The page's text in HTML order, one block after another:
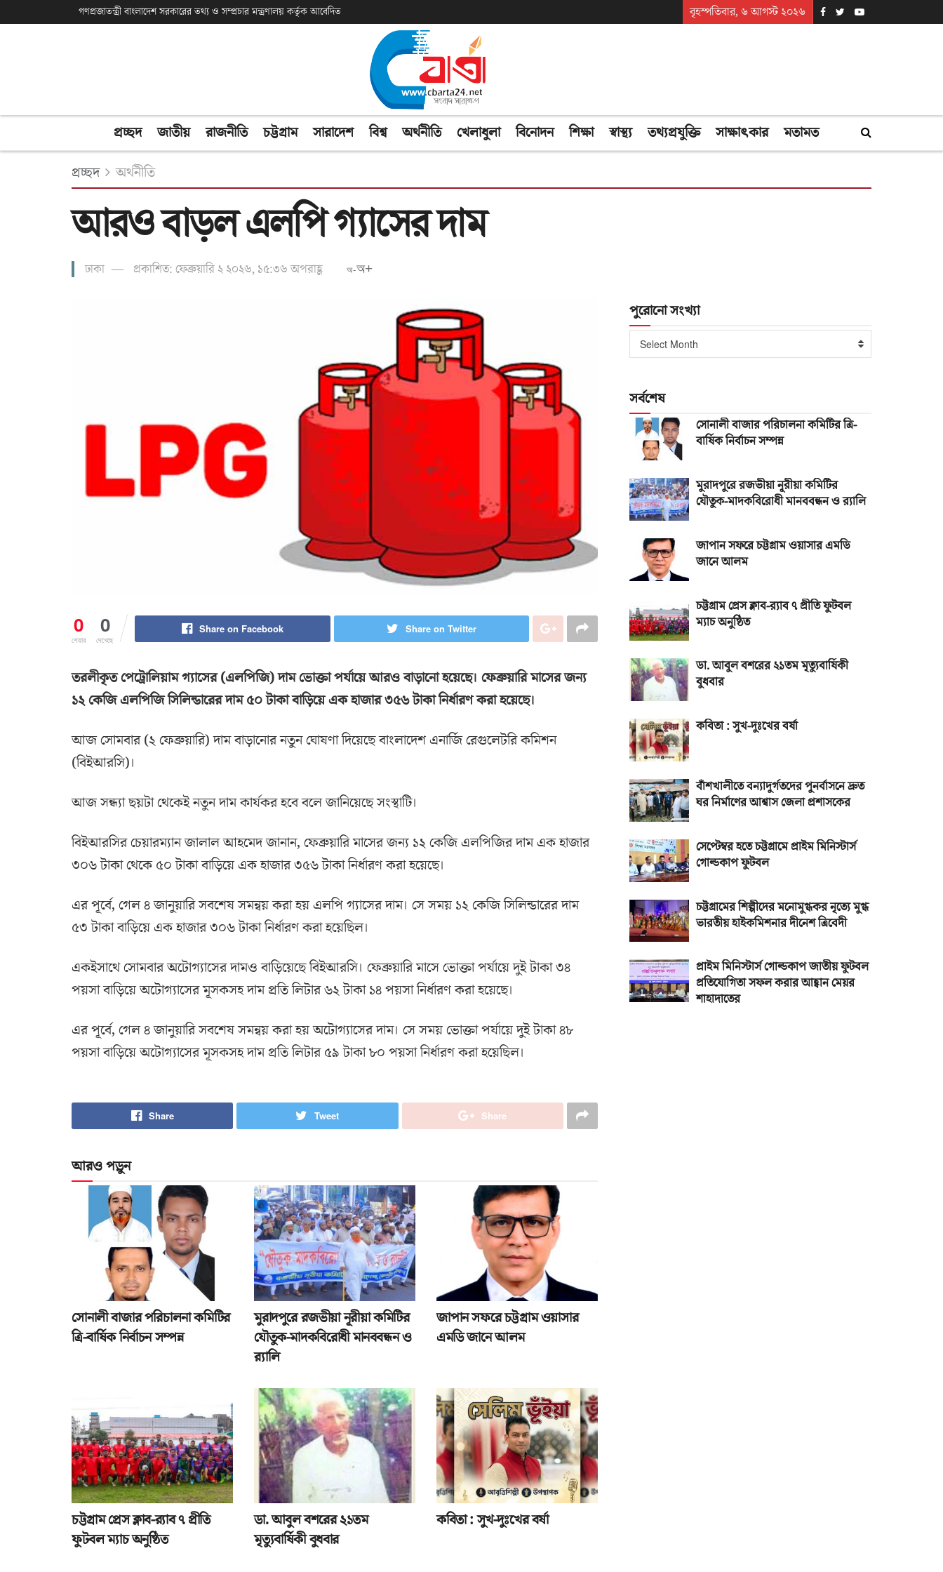
গণপ্রজাতন্ত্রী বাংলাদেশ সরকারের তথ্য ও সম্প্রচার মন্ত্রণালয় কর্তৃক আবেদিত বৃহস্পতিবার, ৬ আগস্ট ২০২৬
প্রচ্ছদ জাতীয় রাজনীতি চট্টগ্রাম সারাদেশ বিশ্ব অর্থনীতি খেলাধুলা বিনোদন শিক্ষা স্বাস্থ্য তথ্যপ্রযুক্তি সাক্ষাৎকার মতামত
প্রচ্ছদ অর্থনীতি
আরও বাড়ল এলপি গ্যাসের দাম
ঢাকা প্রকাশিত: ফেব্রুয়ারি ২ ২০২৬, ১৫:৩৬ অপরাহ্ণ অ-অ+
0
শেয়ার
0
দেখেছে
Share on Facebook Share on Twitter
তরলীকৃত পেট্রোলিয়াম গ্যাসের (এলপিজি) দাম ভোক্তা পর্যায়ে আরও বাড়ানো হয়েছে। ফেব্রুয়ারি মাসের জন্য
১২ কেজি এলপিজি সিলিন্ডারের দাম ৫০ টাকা বাড়িয়ে এক হাজার ৩৫৬ টাকা নির্ধারণ করা হয়েছে।
আজ সোমবার (২ ফেব্রুয়ারি) দাম বাড়ানোর নতুন ঘোষণা দিয়েছে বাংলাদেশ এনার্জি রেগুলেটরি কমিশন
(বিইআরসি)।
আজ সন্ধ্যা ছয়টা থেকেই নতুন দাম কার্যকর হবে বলে জানিয়েছে সংস্থাটি।
বিইআরসির চেয়ারম্যান জালাল আহমেদ জানান, ফেব্রুয়ারি মাসের জন্য ১২ কেজি এলপিজির দাম এক হাজার
৩০৬ টাকা থেকে ৫০ টাকা বাড়িয়ে এক হাজার ৩৫৬ টাকা নির্ধারণ করা হয়েছে।
এর পূর্বে, গেল ৪ জানুয়ারি সবশেষ সমন্বয় করা হয় এলপি গ্যাসের দাম। সে সময় ১২ কেজি সিলিন্ডারের দাম
৫৩ টাকা বাড়িয়ে এক হাজার ৩০৬ টাকা নির্ধারণ করা হয়েছিল।
একইসাথে সোমবার অটোগ্যাসের দামও বাড়িয়েছে বিইআরসি। ফেব্রুয়ারি মাসে ভোক্তা পর্যায়ে দুই টাকা ৩৪
পয়সা বাড়িয়ে অটোগ্যাসের মূসকসহ দাম প্রতি লিটার ৬২ টাকা ১৪ পয়সা নির্ধারণ করা হয়েছে।
এর পূর্বে, গেল ৪ জানুয়ারি সবশেষ সমন্বয় করা হয় অটোগ্যাসের দাম। সে সময় ভোক্তা পর্যায়ে দুই টাকা ৪৮
পয়সা বাড়িয়ে অটোগ্যাসের মূসকসহ দাম প্রতি লিটার ৫৯ টাকা ৮০ পয়সা নির্ধারণ করা হয়েছিল।
Share Tweet Share
আরও পড়ুন
সোনালী বাজার পরিচালনা কমিটির
ত্রি-বার্ষিক নির্বাচন সম্পন্ন
মুরাদপুরে রজভীয়া নূরীয়া কমিটির
যৌতুক-মাদকবিরোধী মানববন্ধন ও
র‌্যালি
জাপান সফরে চট্টগ্রাম ওয়াসার
এমডি জানে আলম
চট্টগ্রাম প্রেস ক্লাব-র‌্যাব ৭ প্রীতি
ফুটবল ম্যাচ অনুষ্ঠিত
ডা. আবুল বশরের ২১তম
মৃত্যুবার্ষিকী বুধবার
কবিতা : সুখ-দুঃখের বর্ষা
পুরোনো সংখ্যা
পুরোনো
সংখ্যা
Select Month
সর্বশেষ
সোনালী বাজার পরিচালনা কমিটির ত্রি-
বার্ষিক নির্বাচন সম্পন্ন
মুরাদপুরে রজভীয়া নূরীয়া কমিটির
যৌতুক-মাদকবিরোধী মানববন্ধন ও র‌্যালি
জাপান সফরে চট্টগ্রাম ওয়াসার এমডি
জানে আলম
চট্টগ্রাম প্রেস ক্লাব-র‌্যাব ৭ প্রীতি ফুটবল
ম্যাচ অনুষ্ঠিত
ডা. আবুল বশরের ২১তম মৃত্যুবার্ষিকী
বুধবার
কবিতা : সুখ-দুঃখের বর্ষা
বাঁশখালীতে বন্যাদুর্গতদের পুনর্বাসনে দ্রুত
ঘর নির্মাণের আশ্বাস জেলা প্রশাসকের
সেপ্টেম্বর হতে চট্টগ্রামে প্রাইম মিনিস্টার্স
গোল্ডকাপ ফুটবল
চট্টগ্রামের শিল্পীদের মনোমুগ্ধকর নৃত্যে মুগ্ধ
ভারতীয় হাইকমিশনার দীনেশ ত্রিবেদী
প্রাইম মিনিস্টার্স গোল্ডকাপ জাতীয় ফুটবল
প্রতিযোগিতা সফল করার আহ্বান মেয়র
শাহাদাতের